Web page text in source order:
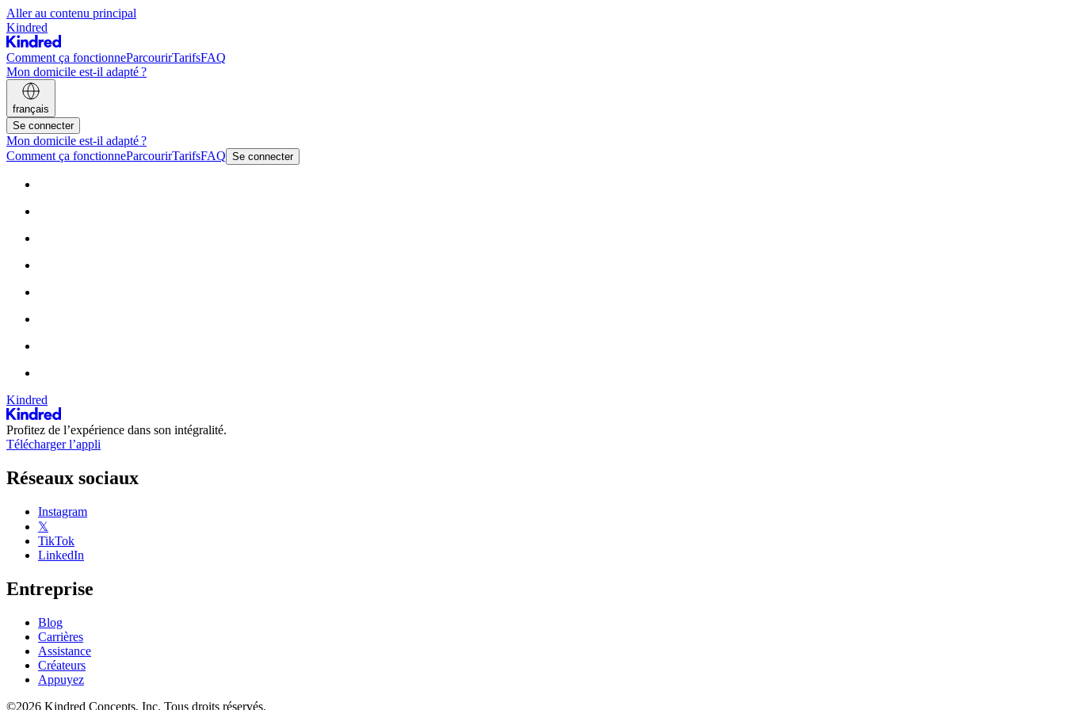
Aller au contenu principal
Kindred
Comment ça fonctionneParcourirTarifsFAQ
Mon domicile est-il adapté ?
français
Se connecter
Mon domicile est-il adapté ?
Comment ça fonctionneParcourirTarifsFAQ Se connecter
Kindred
Profitez de l’expérience dans son intégralité.
Télécharger l’appli
Réseaux sociaux
Instagram
𝕏
TikTok
LinkedIn
Entreprise
Blog
Carrières
Assistance
Créateurs
Appuyez
©2026 Kindred Concepts, Inc. Tous droits réservés.